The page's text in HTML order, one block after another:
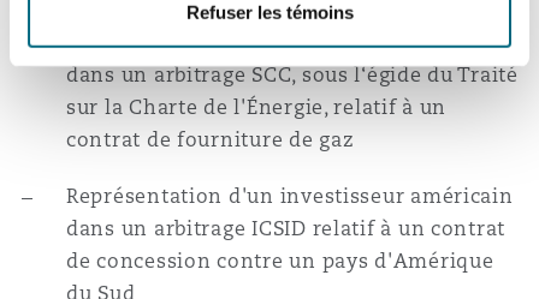
Refuser les témoins
Représentation d'un État d'Europe de l'Est
dans un arbitrage SCC, sous l‘égide du Traité
sur la Charte de l'Énergie, relatif à un
contrat de fourniture de gaz
Représentation d'un investisseur américain
dans un arbitrage ICSID relatif à un contrat
de concession contre un pays d'Amérique
du Sud